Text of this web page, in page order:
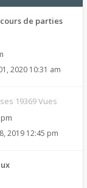
de parties
2020 10:31 am
19369 Vues
2019 12:45 pm